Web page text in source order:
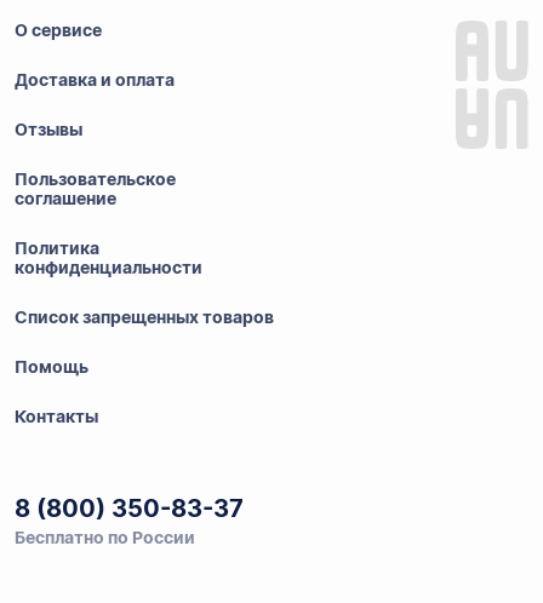
О сервисе
Доставка и оплата
Отзывы
Пользовательское
соглашение
Политика
конфиденциальности
Список запрещенных товаров
Помощь
Контакты
8 (800) 350-83-37
Бесплатно по России